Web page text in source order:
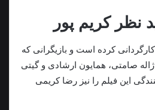
نظر کریم پور
کرده است و بازیگرانی که
صامتی، همایون ارشادی و گیتی
این فیلم را نیز رضا کریمی